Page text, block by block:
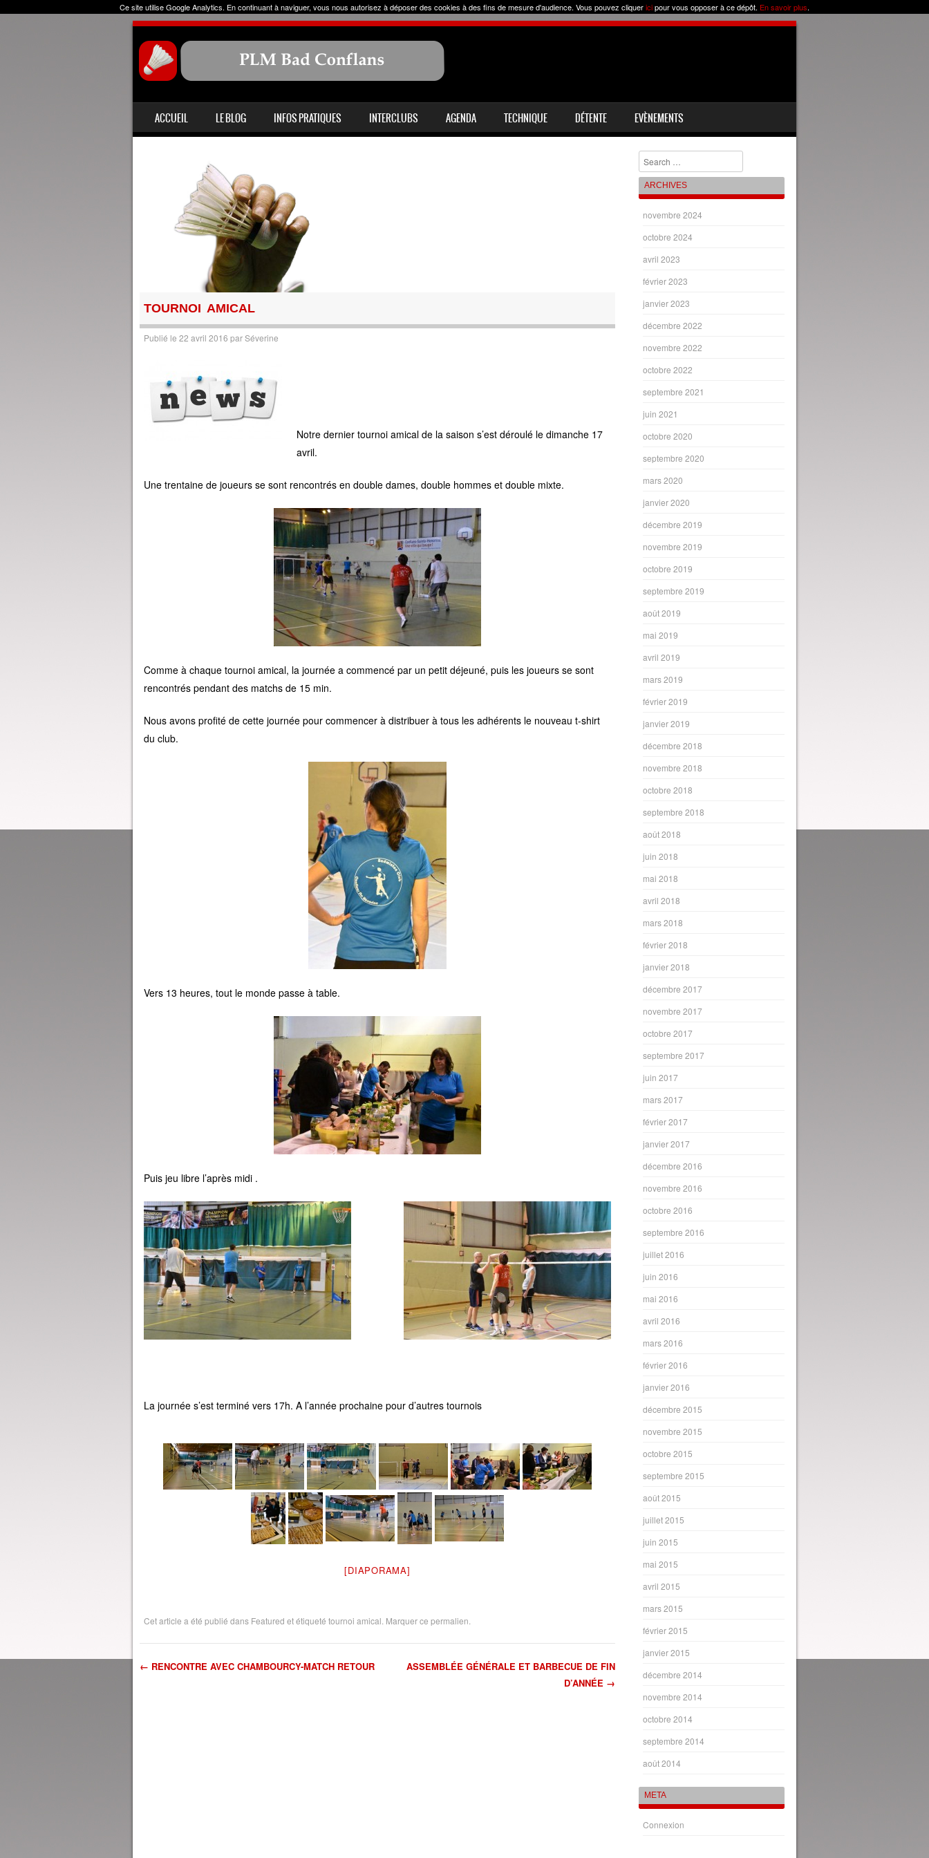
Ce site utilise Google Analytics. En continuant à naviguer, vous nous autorisez à déposer des cookies à des fins de mesure d'audience. Vous pouvez cliquericipour vous opposer à ce dépôt. En savoir plus.
MENU
ALLER AU CONTENU
ACCUEIL LE BLOG INFOS PRATIQUES INTERCLUBS AGENDA TECHNIQUE DÉTENTE EVÈNEMENTS
TOURNOI AMICAL
Publié le 22 avril 2016 parSéverine
Notre dernier tournoi amical de la saison s’est déroulé le dimanche 17
avril.
Une trentaine de joueurs se sont rencontrés en double dames, double hommes et double mixte.
Comme à chaque tournoi amical, la journée a commencé par un petit déjeuné, puis les joueurs se sont
rencontrés pendant des matchs de 15 min.
Nous avons profité de cette journée pour commencer à distribuer à tous les adhérents le nouveau t-shirt
du club.
Vers 13 heures, tout le monde passe à table.
Puis jeu libre l’après midi .
La journée s’est terminé vers 17h. A l’année prochaine pour d’autres tournois
[DIAPORAMA]
Cet article a été publié dans Featured et étiqueté tournoi amical. Marquer ce permalien.
← RENCONTRE AVEC CHAMBOURCY-MATCH RETOUR
ASSEMBLÉE GÉNÉRALE ET BARBECUE DE FIN
D’ANNÉE →
Chercher
ARCHIVES
novembre 2024
octobre 2024
avril 2023
février 2023
janvier 2023
décembre 2022
novembre 2022
octobre 2022
septembre 2021
juin 2021
octobre 2020
septembre 2020
mars 2020
janvier 2020
décembre 2019
novembre 2019
octobre 2019
septembre 2019
août 2019
mai 2019
avril 2019
mars 2019
février 2019
janvier 2019
décembre 2018
novembre 2018
octobre 2018
septembre 2018
août 2018
juin 2018
mai 2018
avril 2018
mars 2018
février 2018
janvier 2018
décembre 2017
novembre 2017
octobre 2017
septembre 2017
juin 2017
mars 2017
février 2017
janvier 2017
décembre 2016
novembre 2016
octobre 2016
septembre 2016
juillet 2016
juin 2016
mai 2016
avril 2016
mars 2016
février 2016
janvier 2016
décembre 2015
novembre 2015
octobre 2015
septembre 2015
août 2015
juillet 2015
juin 2015
mai 2015
avril 2015
mars 2015
février 2015
janvier 2015
décembre 2014
novembre 2014
octobre 2014
septembre 2014
août 2014
META
Connexion